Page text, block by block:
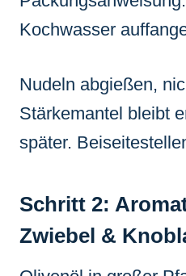
Kochwasser
Nudeln abgießen,
Stärkemantel bleibt
später.
Schritt 2:
Zwiebel &